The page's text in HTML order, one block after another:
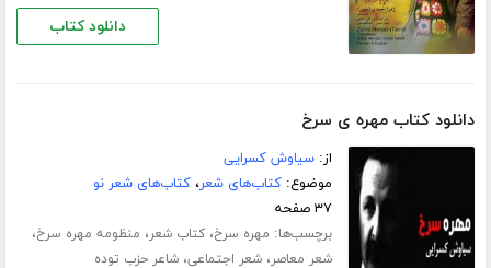
دانلود کتاب
دانلود کتاب مهره ی سرخ
از:سیاوش کسرایی
موضوع:کتاب‌های شعر،کتاب‌های شعر نو
۳۷ صفحه
برچسب‌ها: مهره سرخ،کتاب شعر، منظومه مهره سرخ،
شعر معاصر،شعر اجتماعی،شاعر حزب توده